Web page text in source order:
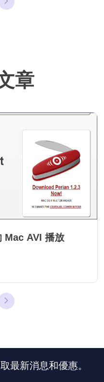
章
Mac AVI 播放
最新消息和優惠。